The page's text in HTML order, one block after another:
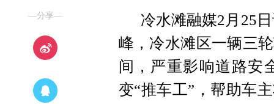
—分享—
冷水滩融媒2月25
峰，冷水滩区一辆三
间，严重影响道路安
变“推车工”，帮助车